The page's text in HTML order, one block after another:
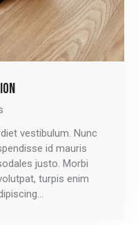
vestibulum. Nunc
id mauris
justo. Morbi
turpis enim